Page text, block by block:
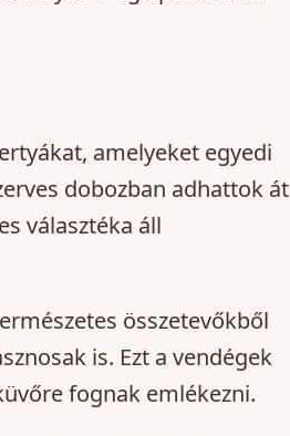
amelyeket egyedi
dobozban adhattok át
választéka áll
összetevőkből
is. Ezt a vendégek
fognak emlékezni.